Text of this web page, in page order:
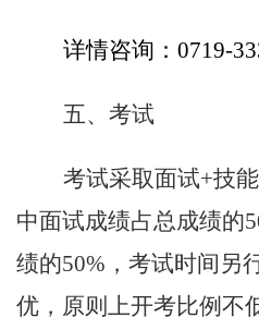
详情咨询： 0719-
五、考试
考试采取面试+技
中面试成绩占总成绩的
绩的50%，考试时间另
优，原则上开考比例不